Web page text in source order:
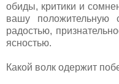
обиды, критики и
вашу положительную
радостью,
ясностью.
Какой волк одержит